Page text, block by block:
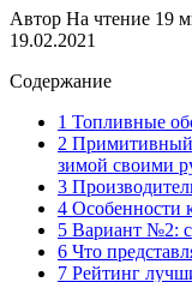
Автор На чтение 19
19.02.2021
Содержание
1 Топливные
2 Примитивный
зимой своими
3
4 Особенности
5 Вариант №2:
6 Что
7 Рейтинг